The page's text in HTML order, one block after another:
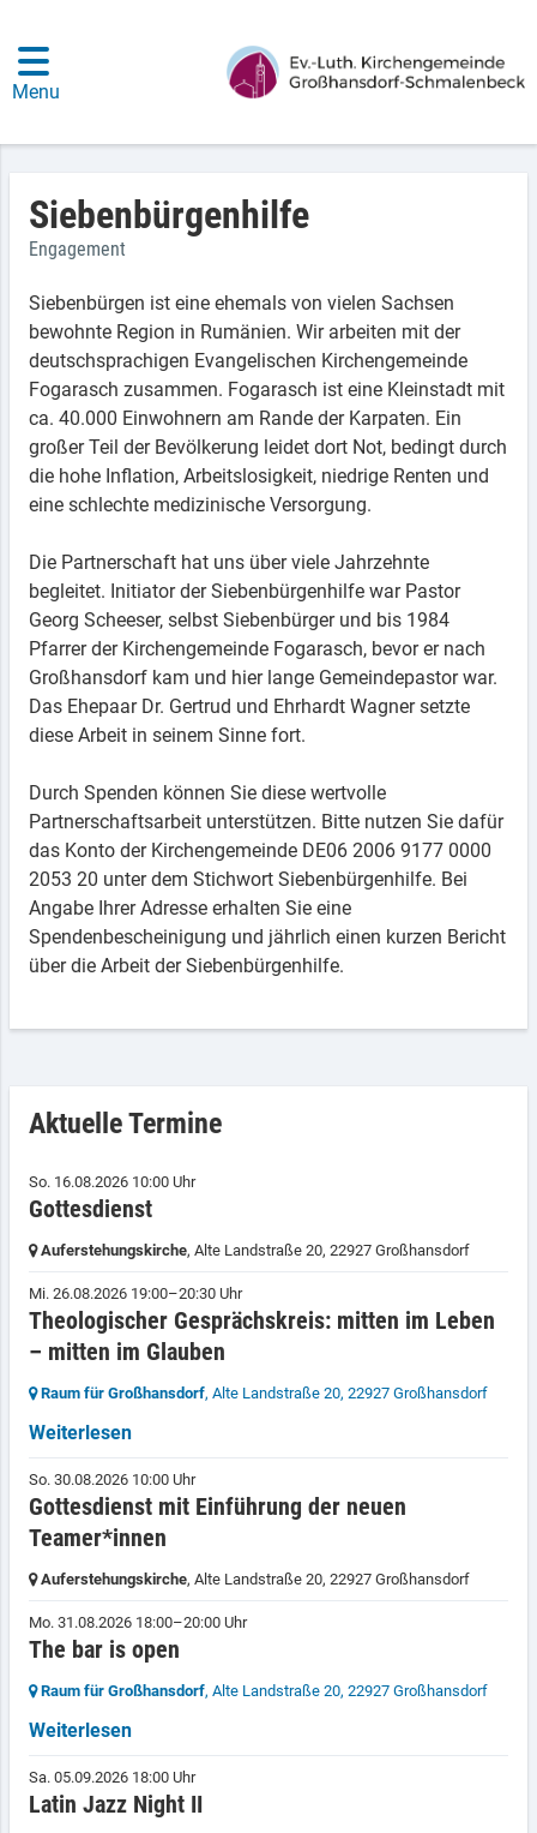
Menu
Siebenbürgenhilfe
Engagement
Siebenbürgen ist eine ehemals von vielen Sachsen
bewohnte Region in Rumänien. Wir arbeiten mit der
deutschsprachigen Evangelischen Kirchengemeinde
Fogarasch zusammen. Fogarasch ist eine Kleinstadt mit
ca. 40.000 Einwohnern am Rande der Karpaten. Ein
großer Teil der Bevölkerung leidet dort Not, bedingt durch
die hohe Inflation, Arbeitslosigkeit, niedrige Renten und
eine schlechte medizinische Versorgung.
Die Partnerschaft hat uns über viele Jahrzehnte
begleitet. Initiator der Siebenbürgenhilfe war Pastor
Georg Scheeser, selbst Siebenbürger und bis 1984
Pfarrer der Kirchengemeinde Fogarasch, bevor er nach
Großhansdorf kam und hier lange Gemeindepastor war.
Das Ehepaar Dr. Gertrud und Ehrhardt Wagner setzte
diese Arbeit in seinem Sinne fort.
Durch Spenden können Sie diese wertvolle
Partnerschaftsarbeit unterstützen. Bitte nutzen Sie dafür
das Konto der Kirchengemeinde DE06 2006 9177 0000
2053 20 unter dem Stichwort Siebenbürgenhilfe. Bei
Angabe Ihrer Adresse erhalten Sie eine
Spendenbescheinigung und jährlich einen kurzen Bericht
über die Arbeit der Siebenbürgenhilfe.
Aktuelle Termine
So. 16.08.2026 10:00 Uhr
Gottesdienst
Auferstehungskirche, Alte Landstraße 20, 22927 Großhansdorf
Mi. 26.08.2026 19:00–20:30 Uhr
Theologischer Gesprächskreis: mitten im Leben
– mitten im Glauben
Raum für Großhansdorf, Alte Landstraße 20, 22927 Großhansdorf
Weiterlesen
So. 30.08.2026 10:00 Uhr
Gottesdienst mit Einführung der neuen
Teamer*innen
Auferstehungskirche, Alte Landstraße 20, 22927 Großhansdorf
Mo. 31.08.2026 18:00–20:00 Uhr
The bar is open
Raum für Großhansdorf, Alte Landstraße 20, 22927 Großhansdorf
Weiterlesen
Sa. 05.09.2026 18:00 Uhr
Latin Jazz Night II